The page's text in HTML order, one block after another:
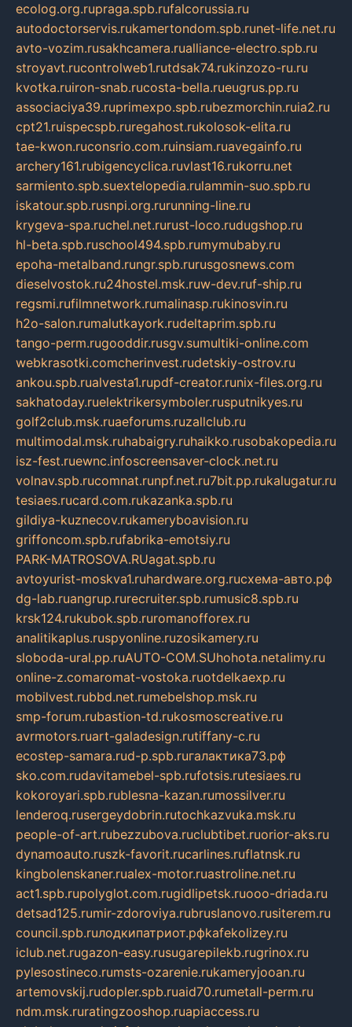
ecolog.org.rupraga.spb.rufalcorussia.ru
autodoctorservis.rukamertondom.spb.runet-life.net.ru
avto-vozim.rusakhcamera.rualliance-electro.spb.ru
stroyavt.rucontrolweb1.rutdsak74.rukinzozo-ru.ru
kvotka.ruiron-snab.rucosta-bella.rueugrus.pp.ru
associaciya39.ruprimexpo.spb.rubezmorchin.ruia2.ru
cpt21.ruispecspb.ruregahost.rukolosok-elita.ru
tae-kwon.ruconsrio.com.ruinsiam.ruavegainfo.ru
archery161.rubigencyclica.ruvlast16.rukorru.net
sarmiento.spb.suextelopedia.rulammin-suo.spb.ru
iskatour.spb.rusnpi.org.rurunning-line.ru
krygeva-spa.ruchel.net.rurust-loco.rudugshop.ru
hl-beta.spb.ruschool494.spb.rumymubaby.ru
epoha-metalband.rungr.spb.rurusgosnews.com
dieselvostok.ru24hostel.msk.ruw-dev.ruf-ship.ru
regsmi.rufilmnetwork.rumalinasp.rukinosvin.ru
h2o-salon.rumalutkayork.rudeltaprim.spb.ru
tango-perm.rugooddir.rusgv.sumultiki-online.com
webkrasotki.comcherinvest.rudetskiy-ostrov.ru
ankou.spb.rualvesta1.rupdf-creator.runix-files.org.ru
sakhatoday.ruelektrikersymboler.rusputnikyes.ru
golf2club.msk.ruaeforums.ruzallclub.ru
multimodal.msk.ruhabaigry.ruhaikko.rusobakopedia.ru
isz-fest.ruewnc.infoscreensaver-clock.net.ru
volnav.spb.rucomnat.runpf.net.ru7bit.pp.rukalugatur.ru
tesiaes.rucard.com.rukazanka.spb.ru
gildiya-kuznecov.rukameryboavision.ru
griffoncom.spb.rufabrika-emotsiy.ru
PARK-MATROSOVA.RUagat.spb.ru
avtoyurist-moskva1.ruhardware.org.ruсхема-авто.рф
dg-lab.ruangrup.rurecruiter.spb.rumusic8.spb.ru
krsk124.rukubok.spb.ruromanofforex.ru
analitikaplus.ruspyonline.ruzosikamery.ru
sloboda-ural.pp.ruAUTO-COM.SUhohota.netalimy.ru
online-z.comaromat-vostoka.ruotdelkaexp.ru
mobilvest.rubbd.net.rumebelshop.msk.ru
smp-forum.rubastion-td.rukosmoscreative.ru
avrmotors.ruart-galadesign.rutiffany-c.ru
ecostep-samara.rud-p.spb.ruгалактика73.рф
sko.com.rudavitamebel-spb.rufotsis.rutesiaes.ru
kokoroyari.spb.rublesna-kazan.rumossilver.ru
lenderoq.rusergeydobrin.rutochkazvuka.msk.ru
people-of-art.rubezzubova.ruclubtibet.ruorior-aks.ru
dynamoauto.ruszk-favorit.rucarlines.ruflatnsk.ru
kingbolenskaner.rualex-motor.ruastroline.net.ru
act1.spb.rupolyglot.com.rugidlipetsk.ruooo-driada.ru
detsad125.rumir-zdoroviya.rubruslanovo.rusiterem.ru
council.spb.ruлодкипатриот.рфkafekolizey.ru
iclub.net.rugazon-easy.rusugarepilekb.rugrinox.ru
pylesostineco.rumsts-ozarenie.rukameryjooan.ru
artemovskij.rudopler.spb.ruaid70.rumetall-perm.ru
ndm.msk.ruratingzooshop.ruapiaccess.ru